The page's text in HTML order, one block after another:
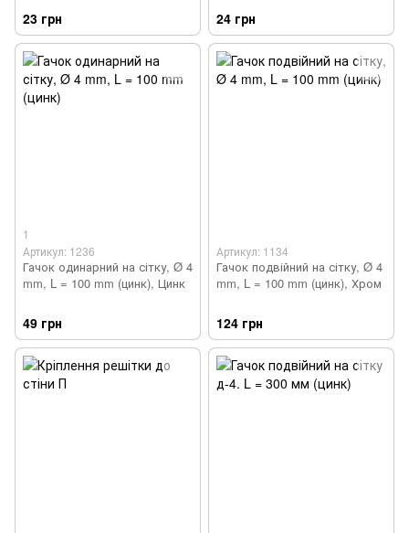
23 грн 24 грн
1
Артикул: 1236
Гачок одинарний на сітку, Ø 4
mm, L = 100 mm (цинк), Цинк
49 грн
Артикул: 1134
Гачок подвійний на сітку, Ø 4
mm, L = 100 mm (цинк), Хром
124 грн